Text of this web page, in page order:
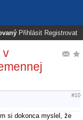
Přihlásit Registrovat
v
#10
si dokonca myslel, že